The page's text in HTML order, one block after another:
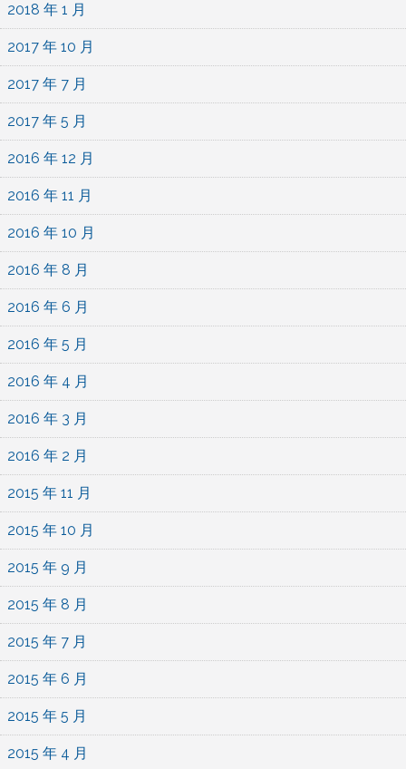
2018 年 1 月
2017 年 10 月
2017 年 7 月
2017 年 5 月
2016 年 12 月
2016 年 11 月
2016 年 10 月
2016 年 8 月
2016 年 6 月
2016 年 5 月
2016 年 4 月
2016 年 3 月
2016 年 2 月
2015 年 11 月
2015 年 10 月
2015 年 9 月
2015 年 8 月
2015 年 7 月
2015 年 6 月
2015 年 5 月
2015 年 4 月